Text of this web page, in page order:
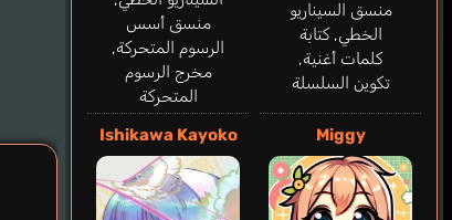
منسق السيناريو
الخطي, كتابة
كلمات أغنية,
تكوين السلسلة
منسق أسس
الرسوم المتحركة,
مخرج الرسوم
المتحركة
Miggy
Ishikawa Kayoko